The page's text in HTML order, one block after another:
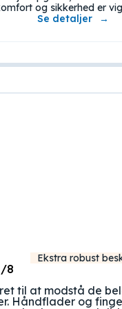
og sikkerhed er
Se detaljer
Ekstra robust
8
til at modstå de
Håndflader og